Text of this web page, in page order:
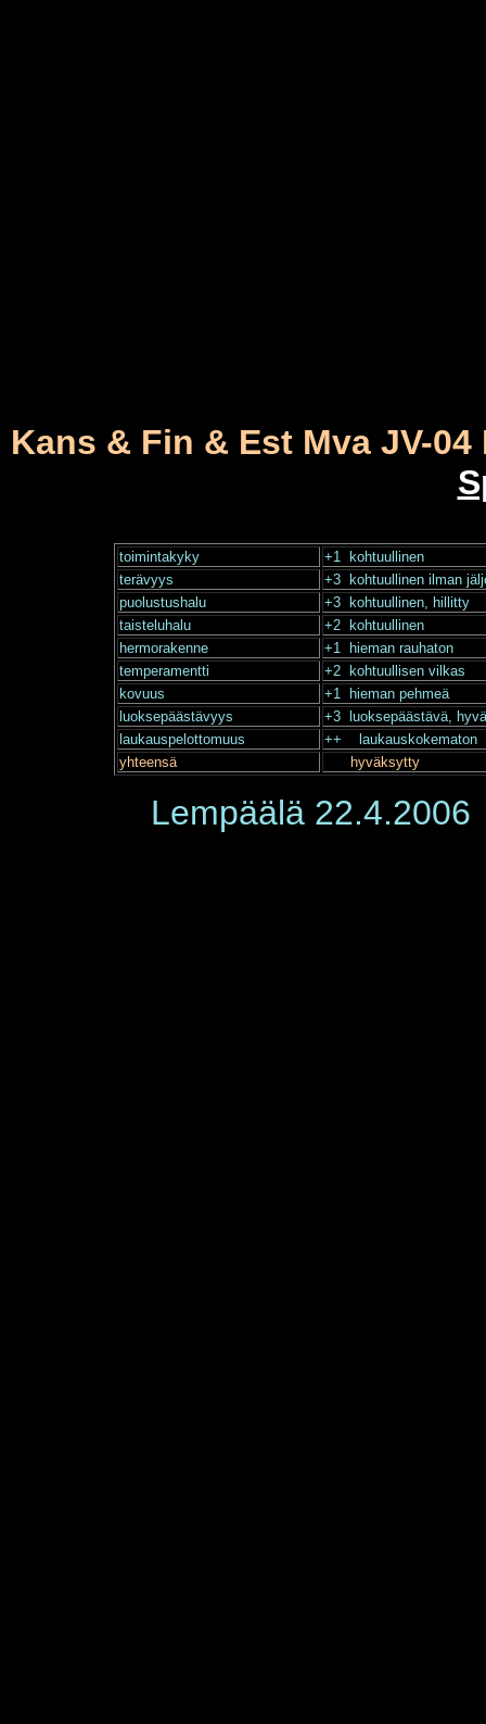
Kans & Fin & Est Mva JV-
toimintakyky
+1 kohtuullinen
terävyys
+3 kohtuullinen ilman
puolustushalu
+3 kohtuullinen, hillitty
taisteluhalu
+2 kohtuullinen
hermorakenne
+1 hieman rauhaton
temperamentti
+2 kohtuullisen vilkas
kovuus
+1 hieman pehmeä
luoksepäästävyys
+3 luoksepäästävä,
laukauspelottomuus
++ laukauskokematon
yhteensä
hyväksytty
Lempäälä